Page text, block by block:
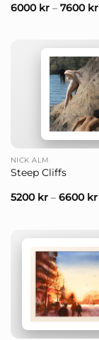
6000 kr– 7600 kr
NICK ALM
Steep Cliffs
5200 kr– 6600 kr